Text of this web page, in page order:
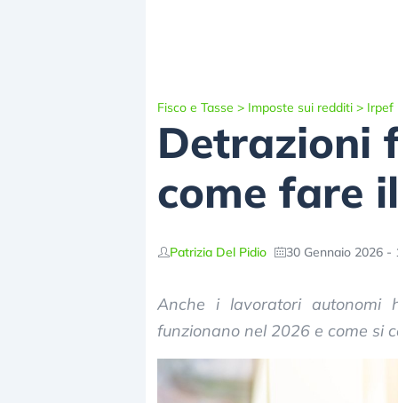
Fisco e Tasse > Imposte sui redditi > Irpef
Detrazioni
come fare
Patrizia Del Pidio 30 Gennaio 2026 -
Anche i lavoratori autonomi
funzionano nel 2026 e come si